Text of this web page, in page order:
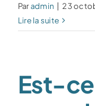
Paradmin 23
Lire la suite
Est-